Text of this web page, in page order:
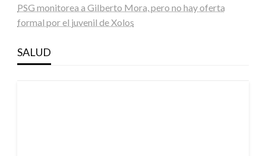
PSG monitorea a Gilberto Mora, pero no hay oferta
formal por el juvenil de Xolos
SALUD